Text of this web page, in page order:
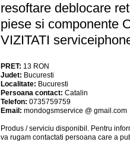
resoftare deblocare
piese si componente
VIZITATI
PRET: 13 RON
Judet: Bucuresti
Localitate: Bucuresti
Persoana contact: Catalin
Telefon: 0735759759
Email: mondogsmservice @ gmail.com
Produs / serviciu disponibil . Pentru
va rugam contactati persoana care a